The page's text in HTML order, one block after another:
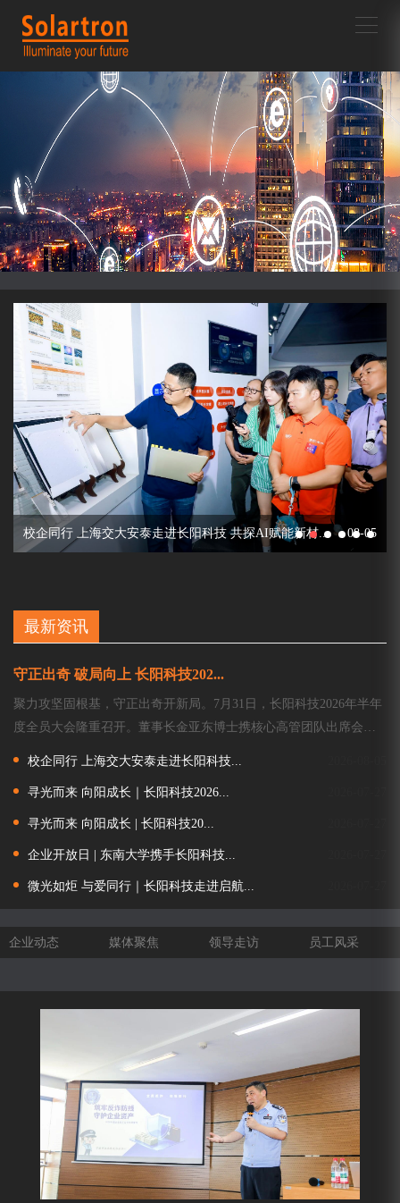
校企同行 上海交大安泰走进长阳科技 共探AI赋能新材... 08-05
最新资讯
守正出奇 破局向上 长阳科技202...
聚力攻坚固根基，守正出奇开新局。7月31日，长阳科技2026年半年
度全员大会隆重召开。董事长金亚东博士携核心高管团队出席会
校企同行 上海交大安泰走进长阳科技...
寻光而来 向阳成长｜长阳科技2026...
寻光而来 向阳成长 | 长阳科技20...
企业开放日 | 东南大学携手长阳科技...
微光如炬 与爱同行｜长阳科技走进启航...
企业动态 媒体聚焦 领导走访 员工风采